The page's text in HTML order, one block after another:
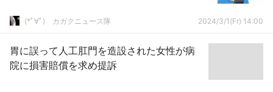
(*ﾟ∀ﾟ)ゞカガクニュース隊 2024/3/1(Fr) 14:00
胃に誤って人工肛門を造設された女性が病
院に損害賠償を求め提訴